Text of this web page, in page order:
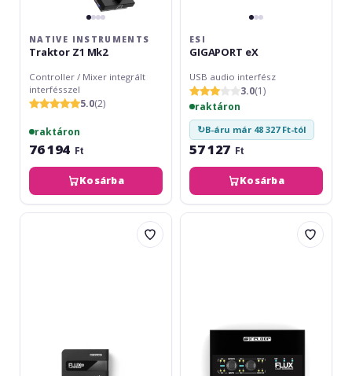
NATIVE INSTRUMENTS
Traktor Z1 Mk2
Controller / Mixer integrált
interfésszel
5.0(2)
raktáron
76 194 Ft
Kosárba
ESI
GIGAPORT eX
USB audio interfész
3.0(1)
raktáron
↻B-áru már 48 327 Ft-tól
57 127 Ft
Kosárba
Reloop
Reloop